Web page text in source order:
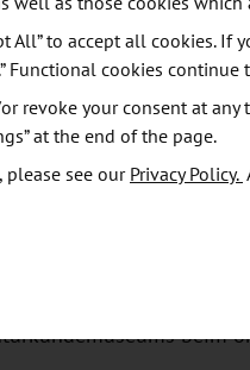
dem
genauso wie das
Unterstützung enorm.
beim
All” to accept all cookies.
Functional cookies
revoke your consent at
at the end of the page.
please see our Privacy Policy.